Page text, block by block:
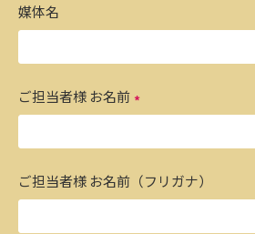
媒体名
ご担当者様 お名前
ご担当者様 お名前（フリガナ）